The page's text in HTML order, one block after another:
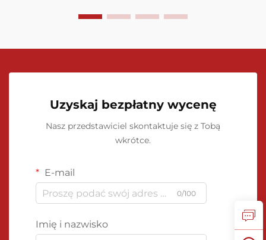
Uzyskaj bezpłatny wycenę
Nasz przedstawiciel skontaktuje się z Tobą
wkrótce.
E-mail
0/100
Imię i nazwisko